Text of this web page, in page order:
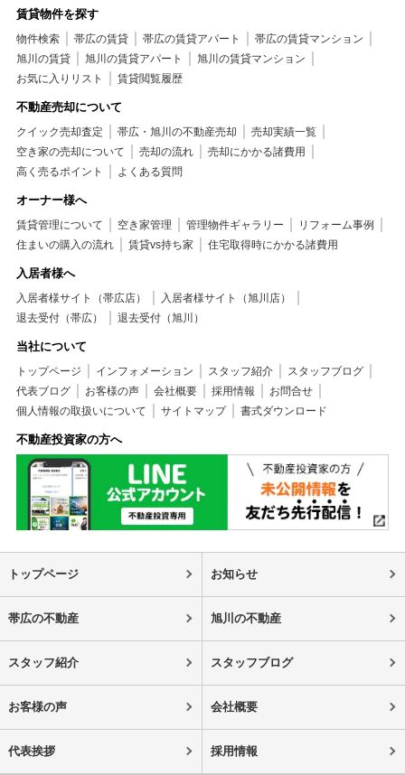
賃貸物件を探す
物件検索 帯広の賃貸 帯広の賃貸アパート
帯広の賃貸マンション
旭川の賃貸
旭川の賃貸アパート
旭川の賃貸マンション
お気に入りリスト
賃貸閲覧履歴
不動産売却について
クイック売却査定 帯広・旭川の不動産売却
売却実績一覧
空き家の売却について
売却の流れ
売却にかかる諸費用
高く売るポイント
よくある質問
オーナー様へ
賃貸管理について 空き家管理 管理物件ギャラリー
リフォーム事例
住まいの購入の流れ
賃貸vs持ち家 住宅取得時にかかる諸費用
入居者様へ
入居者様サイト（帯広店）
入居者様サイト（旭川店）
退去受付（帯広）
退去受付（旭川）
当社について
トップページ インフォメーション スタッフ紹介
スタッフブログ
代表ブログ
お客様の声 会社概要 採用情報
お問合せ
個人情報の取扱いについて
サイトマップ 書式ダウンロード
不動産投資家の方へ
トップページ お知らせ
帯広の不動産 旭川の不動産
スタッフ紹介 スタッフブログ
お客様の声 会社概要
代表挨拶 採用情報